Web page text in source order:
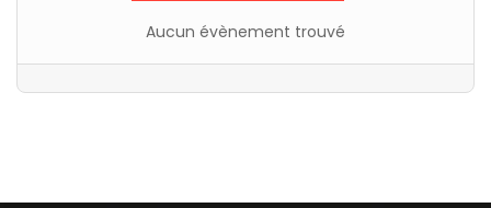
Aucun évènement trouvé